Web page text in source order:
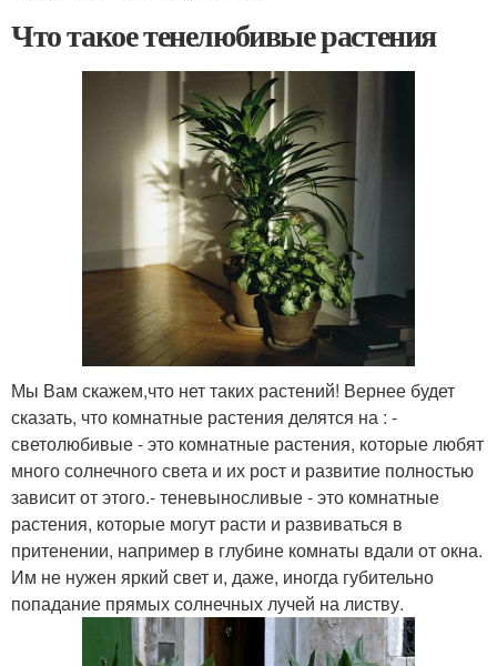
Что такое тенелюбивые растения
Мы Вам скажем,что нет таких растений! Вернее будет
сказать, что комнатные растения делятся на : -
светолюбивые - это комнатные растения, которые любят
много солнечного света и их рост и развитие полностью
зависит от этого.- теневыносливые - это комнатные
растения, которые могут расти и развиваться в
притенении, например в глубине комнаты вдали от окна.
Им не нужен яркий свет и, даже, иногда губительно
попадание прямых солнечных лучей на листву.